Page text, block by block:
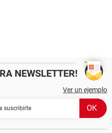
NEWSLETTER!
Ver un ejemplo